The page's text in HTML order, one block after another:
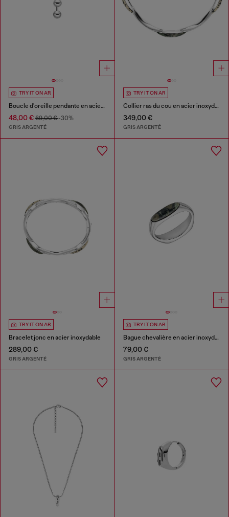
TRY IT ON AR
Boucle d'oreille pendante en acier inoxydable
48,00 € 69,00 €-30%
GRIS ARGENTÉ
TRY IT ON AR
Collier ras du cou en acier inoxydable
349,00 €
GRIS ARGENTÉ
TRY IT ON AR
Bracelet jonc en acier inoxydable
289,00 €
GRIS ARGENTÉ
TRY IT ON AR
Bague chevalière en acier inoxydable
79,00 €
GRIS ARGENTÉ